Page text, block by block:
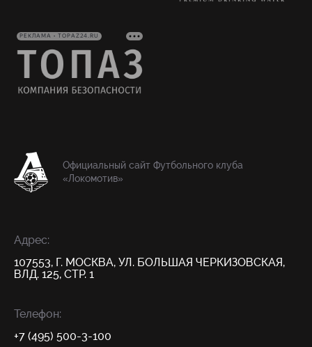
РЕКЛАМА • TOPAZ24.RU
Официальный сайт Футбольного клуба
«Локомотив»
Адрес:
107553, Г. МОСКВА, УЛ. БОЛЬШАЯ ЧЕРКИЗОВСКАЯ,
ВЛД. 125, СТР. 1
Телефон:
+7 (495) 500-3-100